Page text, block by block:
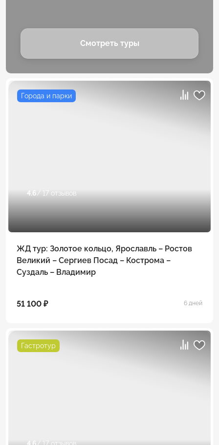
Смотреть туры
Города и парки
4.6/ 17 отзывов
ЖД тур: Золотое кольцо, Ярославль – Ростов
Великий – Сергиев Посад – Кострома –
Суздаль – Владимир
51 100 ₽ 6 дней
Гастротур
4.6/ 17 отзывов